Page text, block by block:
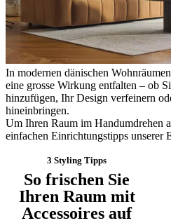
Responsibility
GeschichtePresse
LoungeHandwerkskunst
und
QualitätUnsere
DesignerIndividuelle
GestaltungKarriereStandards
and
certificationsBarrierefreiheitserklärung
Partner
werdenProfessionalsTrade
news
In modernen dänischen
eine grosse Wirkung entfalten – ob
hinzufügen, Ihr Design verfeinern
hineinbringen.
Um Ihren Raum im Handumdrehen
einfachen Einrichtungstipps unserer
3 Styling Tipps
So frischen Sie
Ihren Raum mit
Accessoires auf